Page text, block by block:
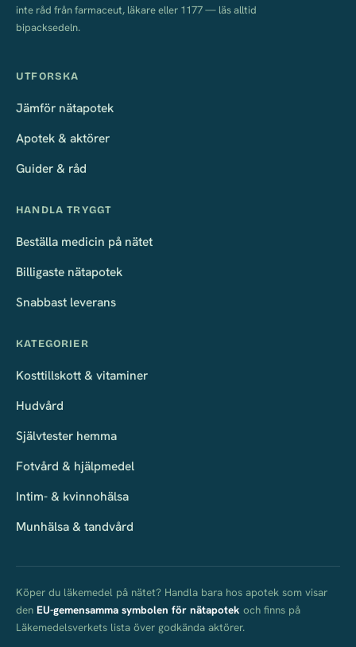
inte råd från farmaceut, läkare eller 1177 — läs alltid
bipacksedeln.
UTFORSKA
Jämför nätapotek
Apotek & aktörer
Guider & råd
HANDLA TRYGGT
Beställa medicin på nätet
Billigaste nätapotek
Snabbast leverans
KATEGORIER
Kosttillskott & vitaminer
Hudvård
Självtester hemma
Fotvård & hjälpmedel
Intim- & kvinnohälsa
Munhälsa & tandvård
Köper du läkemedel på nätet? Handla bara hos apotek som visar
den EU-gemensamma symbolen för nätapotek och finns på
Läkemedelsverkets lista över godkända aktörer.